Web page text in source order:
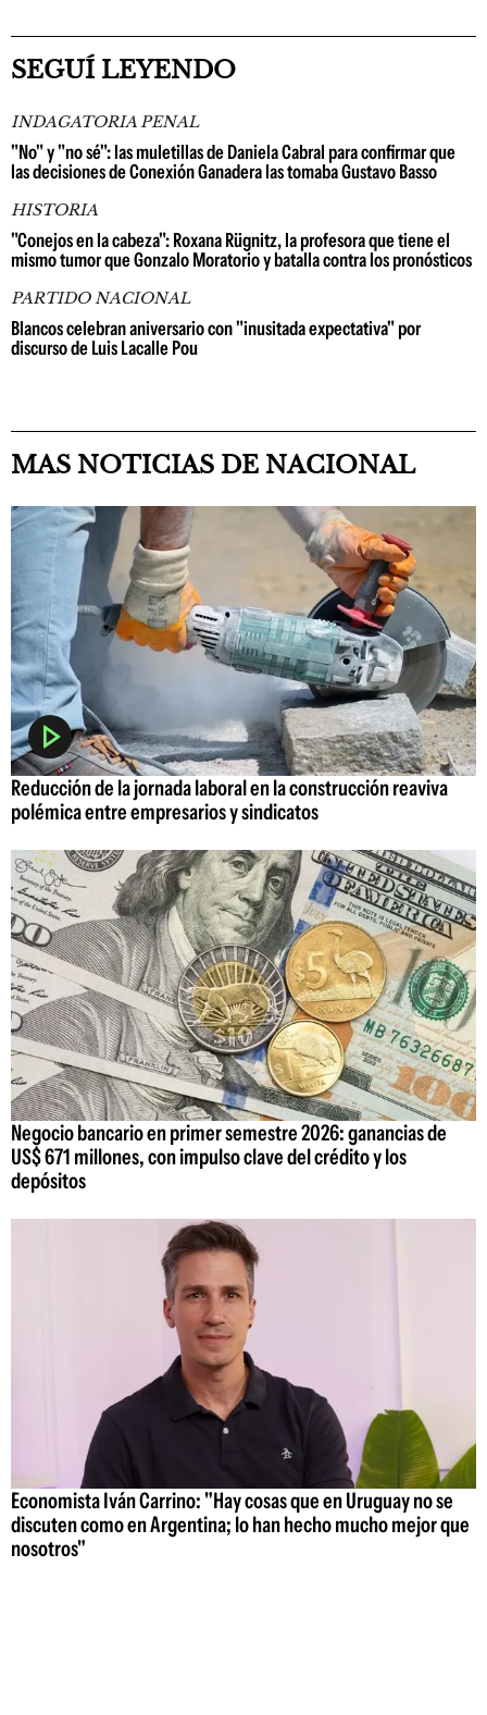
SEGUÍ LEYENDO
INDAGATORIA PENAL
"No" y "no sé": las muletillas de Daniela Cabral para confirmar que
las decisiones de Conexión Ganadera las tomaba Gustavo Basso
HISTORIA
"Conejos en la cabeza": Roxana Rügnitz, la profesora que tiene el
mismo tumor que Gonzalo Moratorio y batalla contra los pronósticos
PARTIDO NACIONAL
Blancos celebran aniversario con "inusitada expectativa" por
discurso de Luis Lacalle Pou
MAS NOTICIAS DE NACIONAL
Reducción de la jornada laboral en la construcción reaviva
polémica entre empresarios y sindicatos
Negocio bancario en primer semestre 2026: ganancias de
US$ 671 millones, con impulso clave del crédito y los
depósitos
Economista Iván Carrino: "Hay cosas que en Uruguay no se
discuten como en Argentina; lo han hecho mucho mejor que
nosotros"